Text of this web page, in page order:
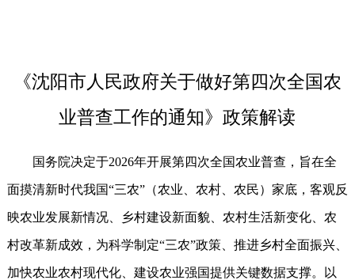
《沈阳市人民政府关于做好第四次全国农
业普查工作的通知》政策解读
国务院决定于2026年开展第四次全国农业普查，旨在全
面摸清新时代我国“三农”（农业、农村、农民）家底，客观反
映农业发展新情况、乡村建设新面貌、农村生活新变化、农
村改革新成效，为科学制定“三农”政策、推进乡村全面振兴、
加快农业农村现代化、建设农业强国提供关键数据支撑。以